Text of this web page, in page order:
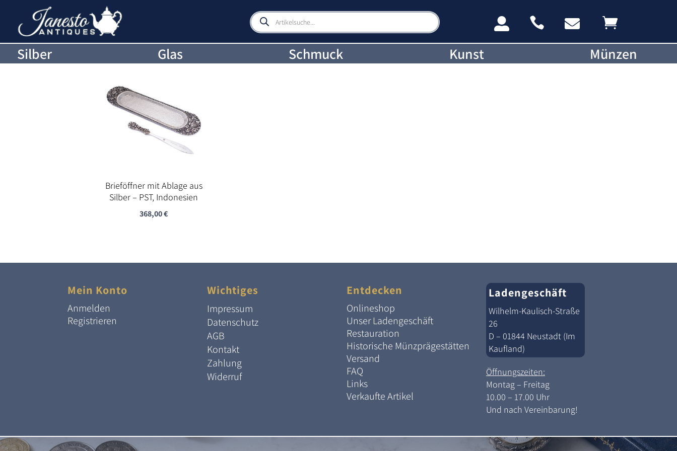
Products
search    
Silber Glas Schmuck Kunst Münzen
Brieföffner mit Ablage aus
Silber – PST, Indonesien
368,00€
Mein Konto
Anmelden
Registrieren
Wichtiges
Impressum
Datenschutz
AGB
Kontakt
Zahlung
Widerruf
Entdecken
Onlineshop
Unser Ladengeschäft
Restauration
Historische Münzprägestätten
Versand
FAQ
Links
Verkaufte Artikel
Ladengeschäft
Wilhelm-Kaulisch-Straße
26
D – 01844 Neustadt (Im
Kaufland)
Öffnungszeiten:
Montag – Freitag
10.00 – 17.00 Uhr
Und nach Vereinbarung!